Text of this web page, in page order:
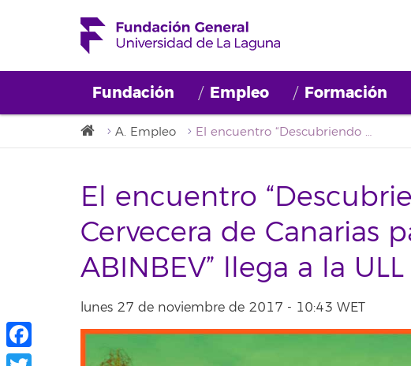
Fundación Empleo Formación
A. Empleo El encuentro “Descubriendo Compañía Cervecera de Canarias parte de la familia ABINBEV” llega a la ULL
El encuentro
Cervecera de Canarias
ABINBEV” llega a la ULL
lunes 27 de noviembre de 2017 - 10:43 WET
Facebook